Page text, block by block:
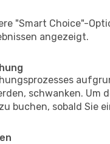
"Smart Choice"-
angezeigt.
schwanken. Um
buchen, sobald Sie